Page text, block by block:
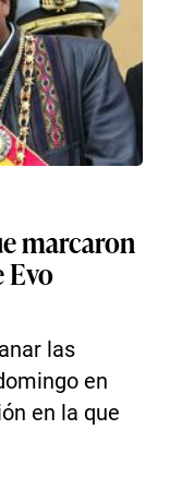
marcaron
Evo
las
en
en la que